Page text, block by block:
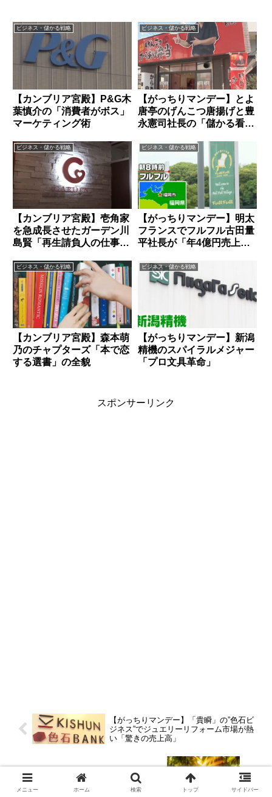
ビジネス・儲かる戦略
【カンブリア宮殿】P&G木
葉慎介の「消費者がボス」
マーケティング術
ビジネス・儲かる戦略
【がっちりマンデー】とよ
唐亭のげんこつ唐揚げと豊
永憲司社長の「儲かる看板
ビジネス・儲かる戦略
【カンブリア宮殿】壱角家
を急成長させたガーデン川
島賢「再生請負人の仕事
ビジネス・儲かる戦略
【がっちりマンデー】明太
フランスでフルフル古田量
平社長が「年4億円売上の
ビジネス・儲かる戦略
【カンブリア宮殿】森本萌
乃のチャプターズ「本で恋
する選書」の全貌
ビジネス・儲かる戦略
【がっちりマンデー】新潟
精機のスパイラルメジャー
「プロ文具革命」
スポンサーリンク
【がっちりマンデー】「貴瞬」の”色石ビ
ジネス”でジュエリーリフォーム市場が熱
い「驚きの売上高」
チョコレート値上げショック！カカオ豆
メニュー ホーム 検索 トップ サイドバー